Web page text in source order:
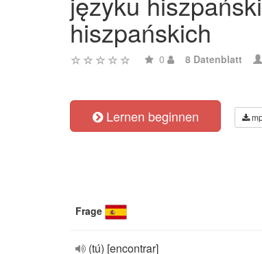
hiszpańskich
0 8 Datenblatt
Lernen beginnen
Frage
(tú) [encontrar]